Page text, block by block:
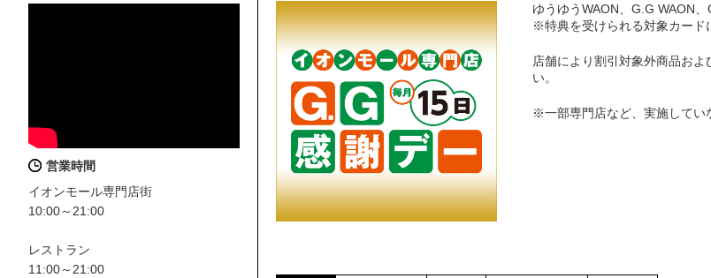
ゆうゆうWAON、G.G WAON
※特典を受けられる対象カード
店舗により割引対象外商品お
い。
※一部専門店など、実施してい
営業時間
イオンモール専門店街
10:00～21:00
レストラン
11:00～21:00